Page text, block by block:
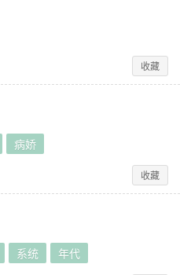
收藏
病娇
收藏
系统 年代